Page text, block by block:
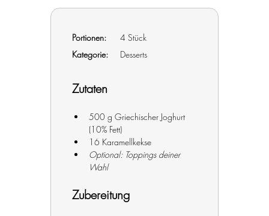
Portionen:
Kategorie:
	Desserts
Zutaten
500 g Griechischer Joghurt
(10% Fett)
16 Karamellkekse
Optional: Toppings deiner
Wahl
Zubereitung